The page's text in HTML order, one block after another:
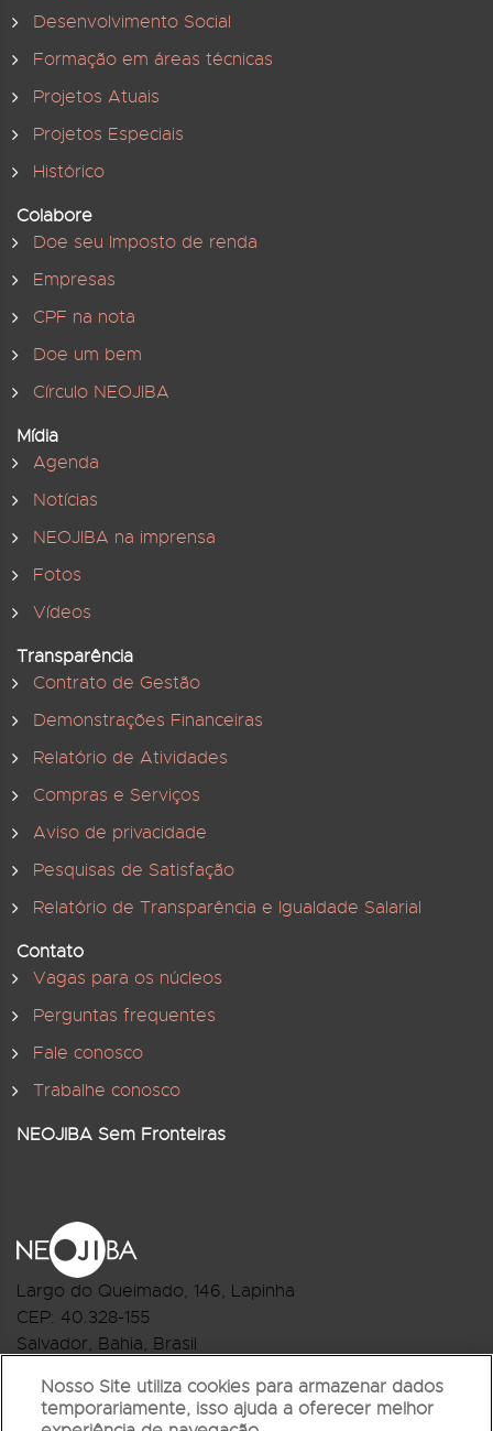
Desenvolvimento Social
Formação em áreas técnicas
Projetos Atuais
Projetos Especiais
Histórico
Colabore
Doe seu Imposto de renda
Empresas
CPF na nota
Doe um bem
Círculo NEOJIBA
Mídia
Agenda
Notícias
NEOJIBA na imprensa
Fotos
Vídeos
Transparência
Contrato de Gestão
Demonstrações Financeiras
Relatório de Atividades
Compras e Serviços
Aviso de privacidade
Pesquisas de Satisfação
Relatório de Transparência e Igualdade Salarial
Contato
Vagas para os núcleos
Perguntas frequentes
Fale conosco
Trabalhe conosco
NEOJIBA Sem Fronteiras
Largo do Queimado, 146, Lapinha
CEP: 40.328-155
Salvador, Bahia, Brasil
R.Monte Castelo Nº 62, Bairro Barbalho
Nosso Site utiliza cookies para armazenar dados
temporariamente, isso ajuda a oferecer melhor